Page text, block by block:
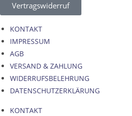
Vertragswiderruf
KONTAKT
IMPRESSUM
AGB
VERSAND & ZAHLUNG
WIDERRUFSBELEHRUNG
DATENSCHUTZERKLÄRUNG
KONTAKT